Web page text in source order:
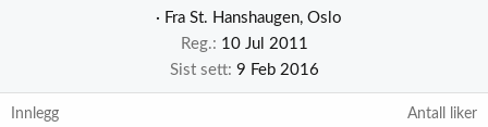
· Fra St. Hanshaugen, Oslo
Reg.
10 Jul 2011
Sist sett 9 Feb 2016
Innlegg Antall liker